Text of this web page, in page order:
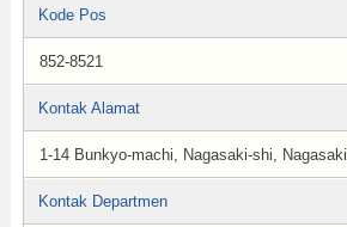
Kode Pos
852-8521
Kontak Alamat
1-14 Bunkyo-machi, Nagasaki-shi, Nagasaki
Kontak Departmen